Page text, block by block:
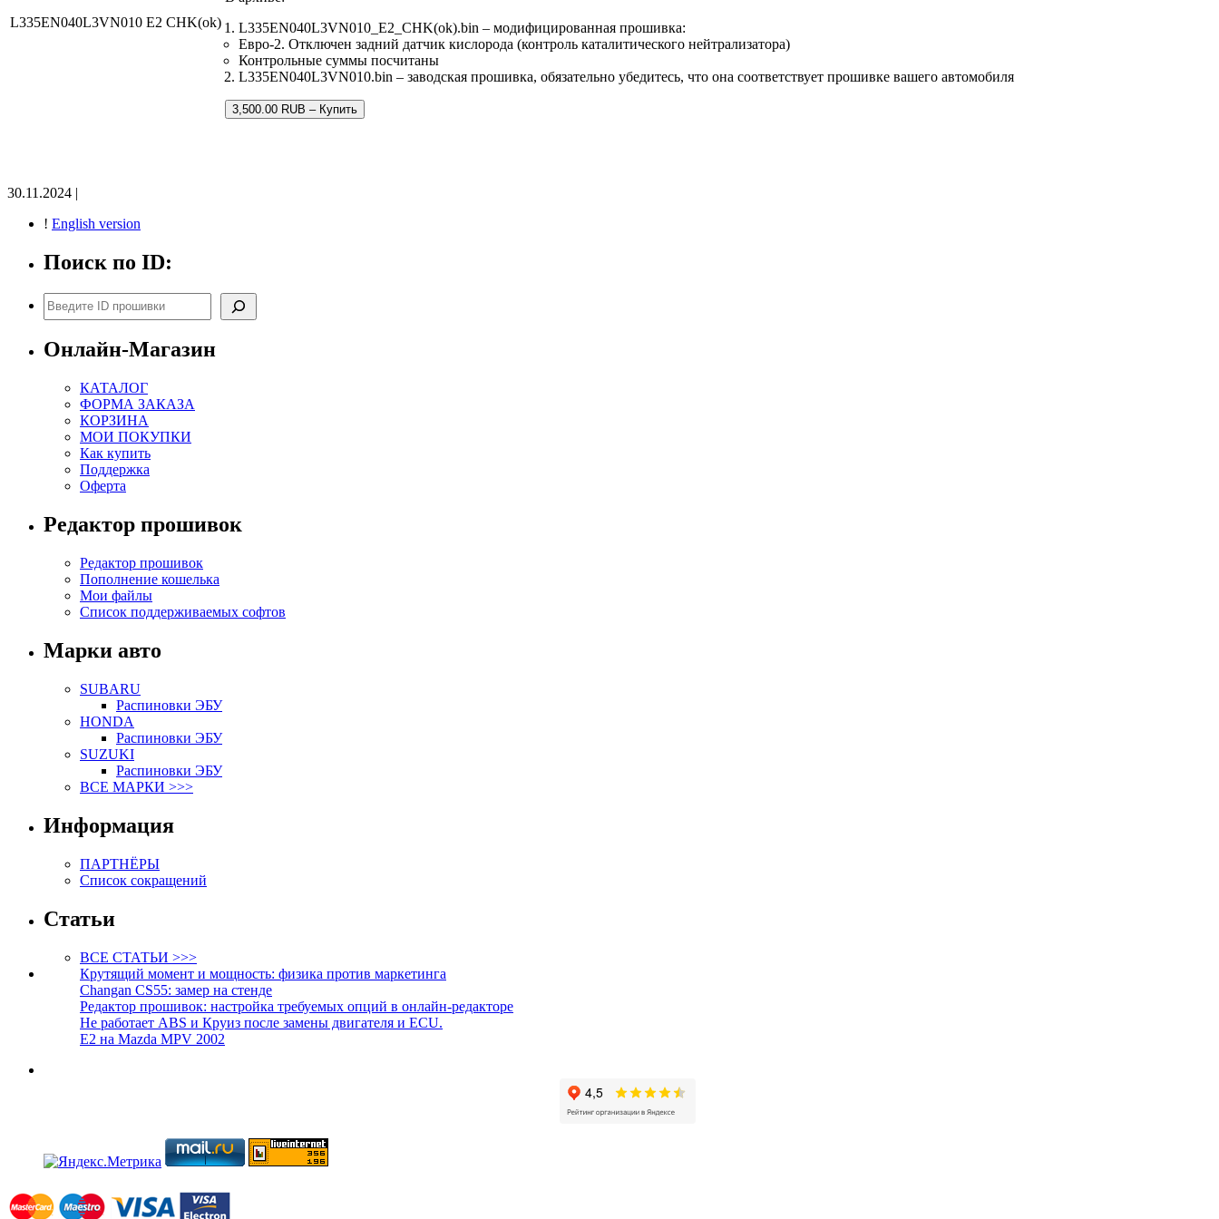
L335EN040L3VN010 E2 CHK(ok)
L335EN040L3VN010_E2_CHK(ok).bin – модифицированная прошивка:
Евро-2. Отключен задний датчик кислорода (контроль каталитического нейтрализатора)
Контрольные суммы посчитаны
L335EN040L3VN010.bin – заводская прошивка, обязательно убедитесь, что она соответствует прошивке вашего автомобиля
3,500.00 RUB – Купить
30.11.2024 |
! English version
Поиск по ID:
Поиск
Онлайн-Магазин
КАТАЛОГ
ФОРМА ЗАКАЗА
КОРЗИНА
МОИ ПОКУПКИ
Как купить
Поддержка
Оферта
Редактор прошивок
Редактор прошивок
Пополнение кошелька
Мои файлы
Список поддерживаемых софтов
Марки авто
SUBARU
Распиновки ЭБУ
HONDA
Распиновки ЭБУ
SUZUKI
Распиновки ЭБУ
ВСЕ МАРКИ >>>
Информация
ПАРТНЁРЫ
Список сокращений
Статьи
ВСЕ СТАТЬИ >>>
Крутящий момент и мощность: физика против маркетинга
Changan CS55: замер на стенде
Редактор прошивок: настройка требуемых опций в онлайн-редакторе
Не работает ABS и Круиз после замены двигателя и ECU.
E2 на Mazda MPV 2002